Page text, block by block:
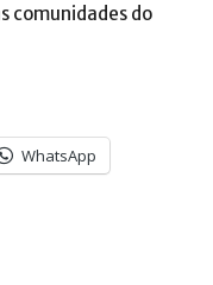
comunidades do
WhatsApp